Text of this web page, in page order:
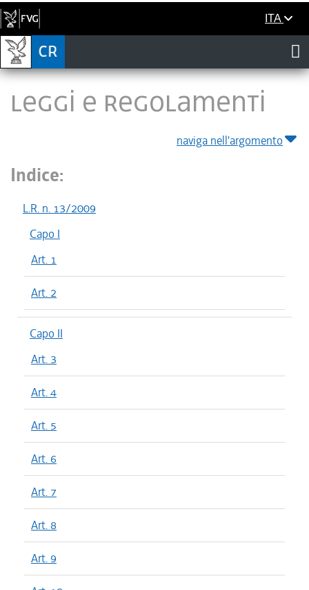
ITA
LEGGI E REGOLAMENTI
naviga nell'argomento
Indice:
L.R. n. 13/2009
Capo I
Art. 1
Art. 2
Capo II
Art. 3
Art. 4
Art. 5
Art. 6
Art. 7
Art. 8
Art. 9